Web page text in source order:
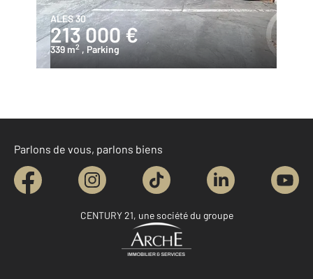
ALES 30
213 000 €
339 m2 , Parking
Parlons de vous, parlons biens
CENTURY 21, une société du groupe